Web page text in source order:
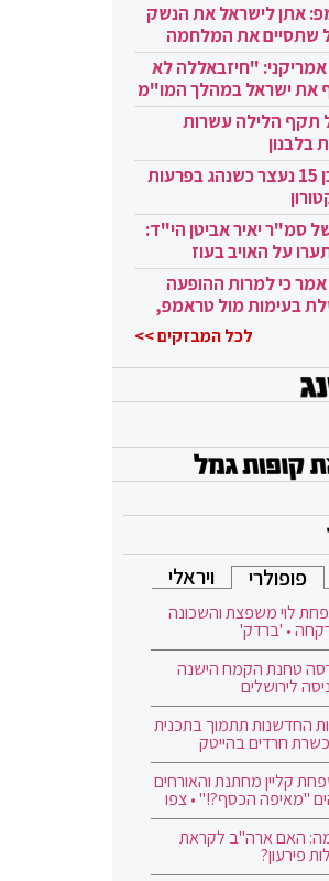
אתן לישראל את הנשק
שתסיים את המלחמה
אמריקני: "חיזבאללה לא
את ישראל במהלך המו"מ
תקף הלילה עשרות
בלבנון
נער בן 15 נעצר כשנהג בפרעות
סמ"ר יאיר אביטן הי"ד:
על האויב בעוז
אמר כי למרות ההופעה
בעימות מול טראמפ,
לכל המבזקים >>
פופולרי ויראלי
לוי משפצת והשכונה
• 'ברדק'
טחנת הקמח הישנה
לירושלים
החדשנות תתמוך בתכנית
חרדים בהייטק
קליין מחתנת והאורחים
"מאיפה הכסף?!" • צפו
האם ארה"ב לקראת
פירעון?